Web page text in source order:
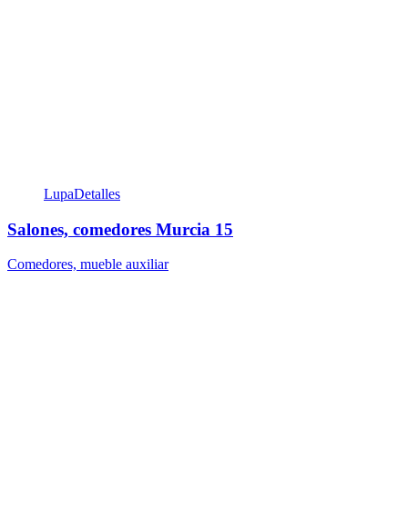
LupaDetalles
Salones, comedores Murcia 15
Comedores, mueble auxiliar